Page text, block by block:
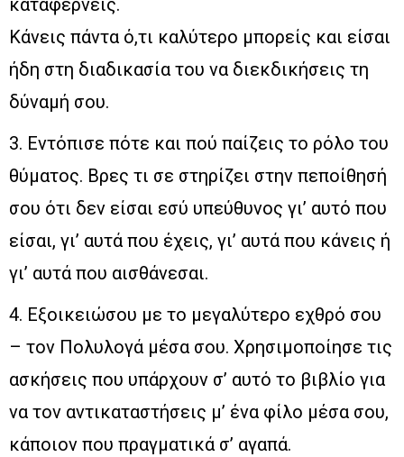
καταφέρνεις.
Κάνεις πάντα ό,τι καλύτερο μπορείς και είσαι
ήδη στη διαδικασία του να διεκδικήσεις τη
δύναμή σου.
3. Εντόπισε πότε και πού παίζεις το ρόλο του
θύματος. Βρες τι σε στηρίζει στην πεποίθησή
σου ότι δεν είσαι εσύ υπεύθυνος γι’ αυτό που
είσαι, γι’ αυτά που έχεις, γι’ αυτά που κάνεις ή
γι’ αυτά που αισθάνεσαι.
4. Εξοικειώσου με το μεγαλύτερο εχθρό σου
– τον Πολυλογά μέσα σου. Χρησιμοποίησε τις
ασκήσεις που υπάρχουν σ’ αυτό το βιβλίο για
να τον αντικαταστήσεις μ’ ένα φίλο μέσα σου,
κάποιον που πραγματικά σ’ αγαπά.